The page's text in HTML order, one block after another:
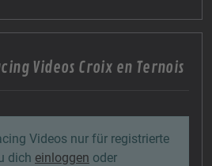
Videos Croix en Ternois
Videos nur für registrierte
dich einloggen oder